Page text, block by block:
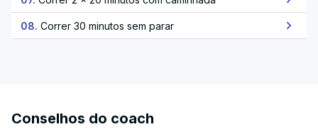
08. Correr 30 minutos sem parar
Conselhos do coach